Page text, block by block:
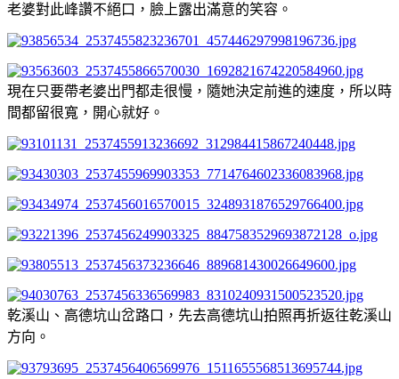
老婆對此峰讚不絕口，臉上露出滿意的笑容。
現在只要帶老婆出門都走很慢，隨她決定前進的速度，所以時
間都留很寬，開心就好。
乾溪山、高德坑山岔路口，先去高德坑山拍照再折返往乾溪山
方向。